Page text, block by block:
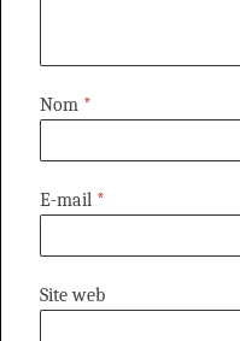
Nom *
E-mail *
Site web